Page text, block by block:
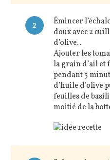
2
Émincer
doux avec 2
d’olive..
Ajouter les
la grain d’ail et
pendant 5
d’huile d’olive
feuilles de
moitié de la